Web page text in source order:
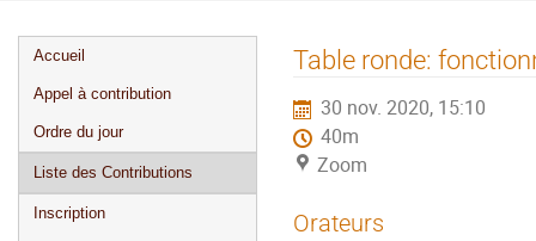
Menu
de
Accueil
Appel à contribution
Ordre du jour
Liste des Contributions
Inscription
Table ronde:
30 nov. 2020, 15:10
40m
Zoom
Orateurs